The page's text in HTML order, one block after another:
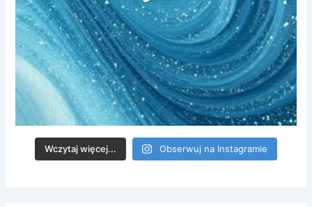
Wczytaj więcej... Obserwuj na Instagramie